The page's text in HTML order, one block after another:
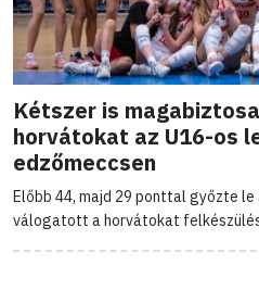
Kétszer is
horvátokat az U16-os
edzőmeccsen
Előbb 44, majd 29 ponttal győzte
válogatott a horvátokat